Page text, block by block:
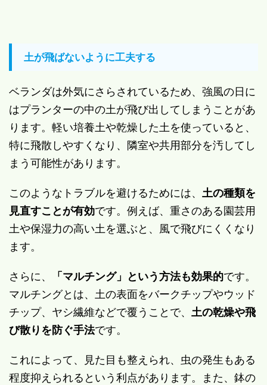
土が飛ばないように工夫する
ベランダは外気にさらされているため、強風の日に
はプランターの中の土が飛び出してしまうことがあ
ります。軽い培養土や乾燥した土を使っていると、
特に飛散しやすくなり、隣室や共用部分を汚してし
まう可能性があります。
このようなトラブルを避けるためには、 土の種類を
見直すことが有効です。例えば、重さのある園芸用
土や保湿力の高い土を選ぶと、風で飛びにくくなり
ます。
さらに、 「マルチング」という方法も効果的です。
マルチングとは、土の表面をバークチップやウッド
チップ、ヤシ繊維などで覆うことで、 土の乾燥や飛
び散りを防ぐ手法です。
これによって、見た目も整えられ、虫の発生もある
程度抑えられるという利点があります。また、鉢の